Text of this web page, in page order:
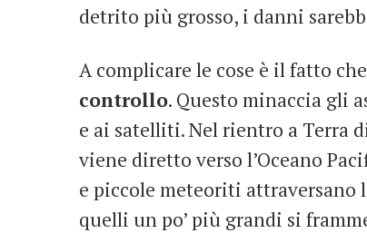
detrito più grosso, i danni
A complicare le cose è il fatto
controllo. Questo minaccia gli
e ai satelliti. Nel rientro a Terra
viene diretto verso l’Oceano
e piccole meteoriti attraversano
quelli un po’ più grandi si